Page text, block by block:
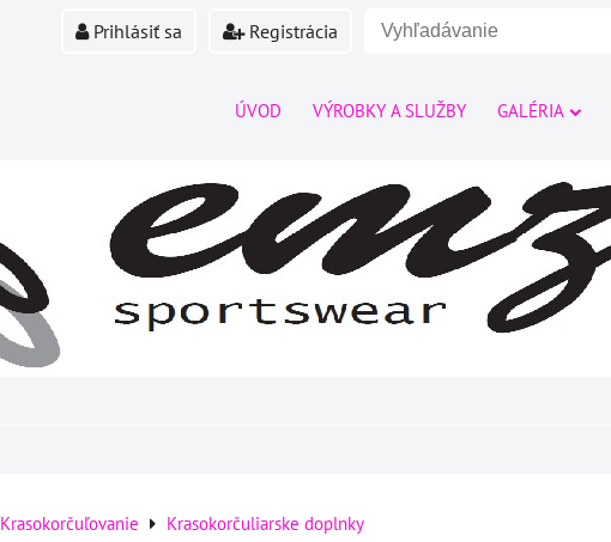
Prihlásiť sa Registrácia
ÚVOD VÝROBKY A SLUŽBY GALÉRIA
Krasokorčuľovanie Krasokorčuliarske doplnky